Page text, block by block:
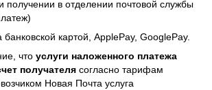
получении в отделении почтовой службы
картой, ApplePay, GooglePay.
что услуги наложенного платежа
получателя согласно тарифам
Новая Почта услуга